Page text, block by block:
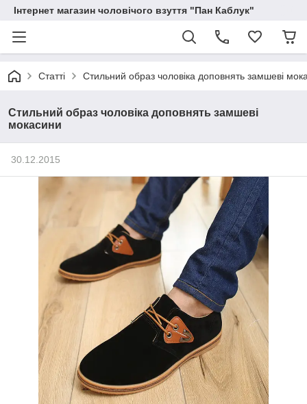
Інтернет магазин чоловічого взуття "Пан Каблук"
Статті Стильний образ чоловіка доповнять замшеві
Стильний образ чоловіка доповнять замшеві
мокасини
30.12.2015